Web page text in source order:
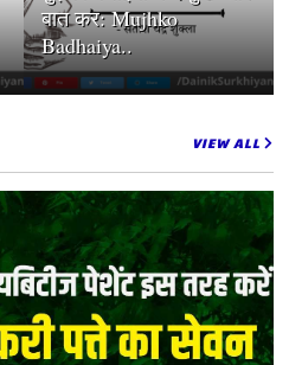
बात कर: Mujhko
Badhaiya..
VIEW ALL